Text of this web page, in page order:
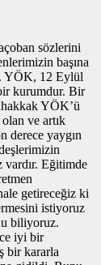
sözlerini
başına
YÖK, 12 Eylül
kurumdur. Bir
YÖK’ü
ve artık
derece yaygın
vardır. Eğitimde
getireceğiz ki
istiyoruz
biliyoruz.
iyi bir
bir kararla